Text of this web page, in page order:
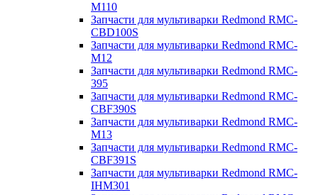
M110
Запчасти для мультиварки Redmond RMC-
CBD100S
Запчасти для мультиварки Redmond RMC-
M12
Запчасти для мультиварки Redmond RMC-
395
Запчасти для мультиварки Redmond RMC-
CBF390S
Запчасти для мультиварки Redmond RMC-
M13
Запчасти для мультиварки Redmond RMC-
CBF391S
Запчасти для мультиварки Redmond RMC-
IHM301